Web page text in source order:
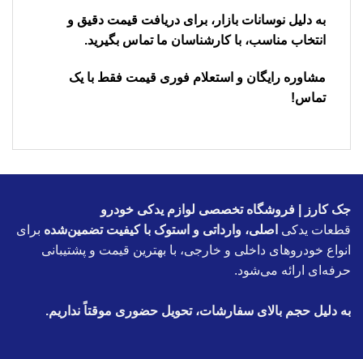
به دلیل نوسانات بازار، برای دریافت قیمت دقیق و
انتخاب مناسب، با کارشناسان ما تماس بگیرید.
مشاوره رایگان و استعلام فوری قیمت فقط با یک
تماس!
جک کارز | فروشگاه تخصصی لوازم یدکی خودرو
قطعات یدکی اصلی، وارداتی و استوک با کیفیت تضمین‌شده برای
انواع خودروهای داخلی و خارجی، با بهترین قیمت و پشتیبانی
حرفه‌ای ارائه می‌شود.
به دلیل حجم بالای سفارشات، تحویل حضوری موقتاً نداریم.